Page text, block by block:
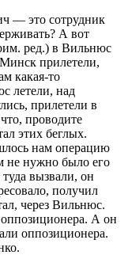
— это сотрудник
А вот
ред.) в Вильнюс
Минск прилетели,
какая-то
летели, над
прилетели в
проводите
этих беглых.
нам операцию
не нужно было его
вызвали, он
получил
через Вильнюс.
А он
оппозиционера.